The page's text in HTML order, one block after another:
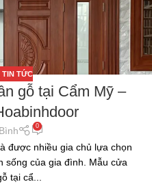
TIN TỨC
gỗ tại Cẩm Mỹ –
0
được nhiều gia chủ lựa chọn
sống của gia đình. Mẫu cửa
tại cẩ...